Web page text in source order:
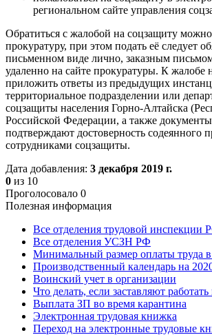
региональном сайте управления
Обратиться с жалобой на соцзащиту
прокуратуру, при этом подать её следует
письменном виде лично, заказным
удаленно на сайте прокуратуры. К жалобе
приложить ответы из предыдущих
территориальное подразделении или
соцзащиты населения Горно-Алтайска
Российской Федерации, а также
подтверждают достоверность содеянного
сотрудниками соцзащиты.
Дата добавления: 3 декабря 2019 г.
0 из 10
Проголосовало 0
Полезная информация
Все отделения трудовой инспекции
Все отделения УСЗН РФ
Минимальный размер оплаты труда
Производственный календарь на
Воинский учет в организации
Что делать, если заставляют
Выплата ЗП во время карантина
Электронная трудовая книжка
Переход на электронные трудовые